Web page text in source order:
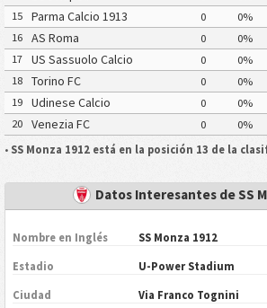
15
Parma Calcio 1913 0 0%
16
AS Roma 0 0%
17
US Sassuolo Calcio 0 0%
18
Torino FC 0 0%
19
Udinese Calcio 0 0%
20
Venezia FC 0 0%
• SS Monza 1912 está en la posición 13 de la
Datos Interesantes de SS
Nombre en Inglés SS Monza 1912
Estadio U-Power Stadium
Ciudad Via Franco Tognini